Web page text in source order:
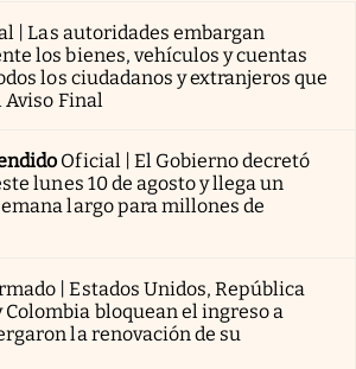
| Las autoridades embargan
los bienes, vehículos y cuentas
los ciudadanos y extranjeros que
Final
Oficial | El Gobierno decretó
lunes 10 de agosto y llega un
largo para millones de
| Estados Unidos, República
bloquean el ingreso a
la renovación de su